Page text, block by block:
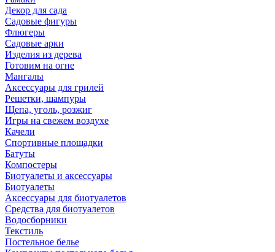
Декор для сада
Садовые фигуры
Флюгеры
Садовые арки
Изделия из дерева
Готовим на огне
Мангалы
Аксессуары для грилей
Решетки, шампуры
Щепа, уголь, розжиг
Игры на свежем воздухе
Качели
Спортивные площадки
Батуты
Компостеры
Биотуалеты и аксессуары
Биотуалеты
Аксессуары для биотуалетов
Средства для биотуалетов
Водосборники
Текстиль
Постельное белье